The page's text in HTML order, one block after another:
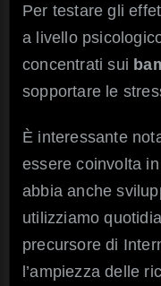
Per testare gli
a livello
concentrati sui
sopportare le
È interessante
essere coinvolta
abbia anche
utilizziamo
precursore di
l’ampiezza delle